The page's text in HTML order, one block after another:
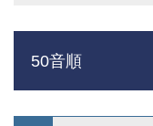
50音順